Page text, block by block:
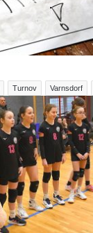
Turnov Varnsdorf